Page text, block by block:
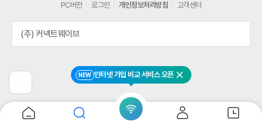
전
페
이
지
NEW 인터넷 가입 비교 서비스 오픈 닫기
PC버전 로그인 개인정보처리방침 고객센터
(주) 커넥트웨이브